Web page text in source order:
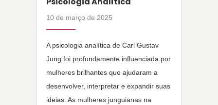
10 de março de 2025
A psicologia analítica de Carl Gustav
Jung foi profundamente influenciada por
mulheres brilhantes que ajudaram a
desenvolver, interpretar e expandir suas
ideias. As mulheres junguianas na